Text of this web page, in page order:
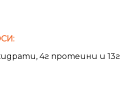
4г протеини и 13г